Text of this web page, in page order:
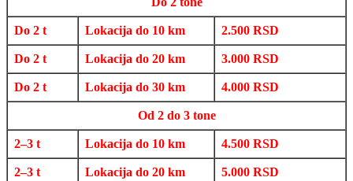
Do 2 t Lokacija do 10 km 2.500 RSD
Do 2 t Lokacija do 20 km 3.000 RSD
Do 2 t Lokacija do 30 km 4.000 RSD
Od 2 do 3 tone
2–3 t Lokacija do 10 km 4.500 RSD
2–3 t Lokacija do 20 km 5.000 RSD